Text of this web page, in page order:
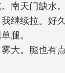
南天门缺水
继续拉。好
腿。
大。腿也有